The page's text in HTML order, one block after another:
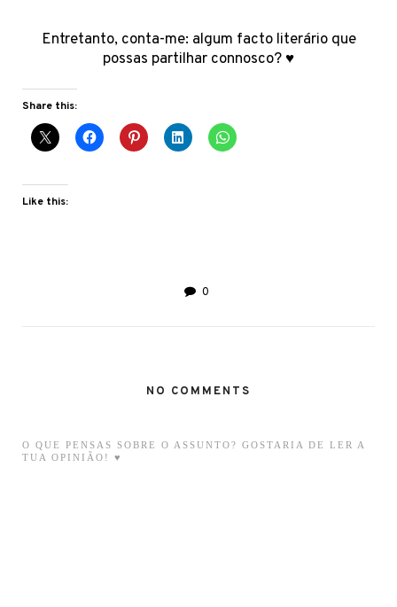
Entretanto, conta-me: algum facto literário que
possas partilhar connosco? ♥
Share this:
Like this:
0
NO COMMENTS
O QUE PENSAS SOBRE O ASSUNTO? GOSTARIA DE LER A
TUA OPINIÃO! ♥